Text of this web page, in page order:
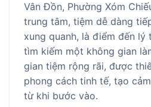
Vân Đồn, Phường Xóm
trung tâm, tiệm dễ dàng
xung quanh, là điểm đến lý
tìm kiếm một không gian
gian tiệm rộng rãi, được
phong cách tinh tế, tạo
từ khi bước vào.